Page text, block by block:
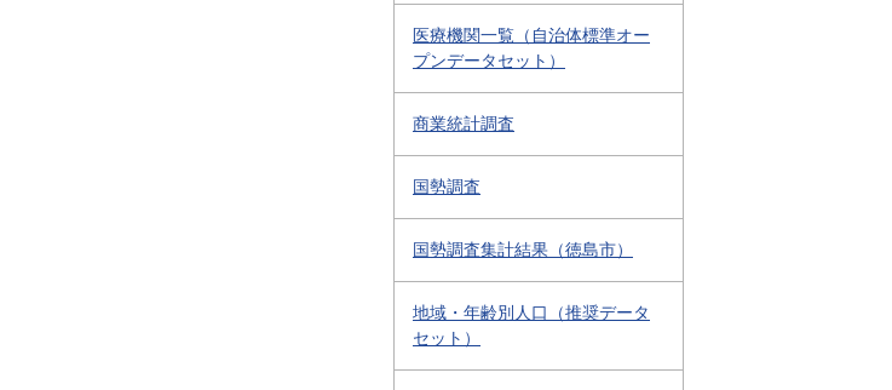
医療機関一覧（自治体標準オー
プンデータセット）
商業統計調査
国勢調査
国勢調査集計結果（徳島市）
地域・年齢別人口（推奨データ
セット）